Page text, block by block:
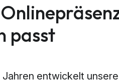
passt
Jahren entwickelt unsere